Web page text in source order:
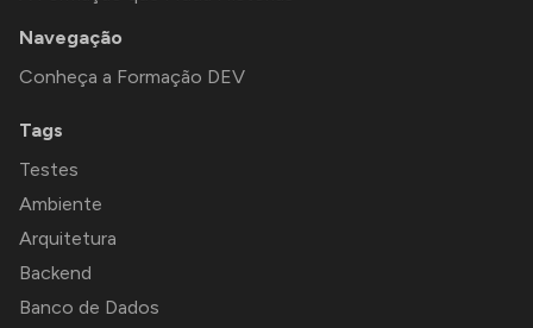
Navegação
Conheça a Formação DEV
Tags
Testes
Ambiente
Arquitetura
Backend
Banco de Dados